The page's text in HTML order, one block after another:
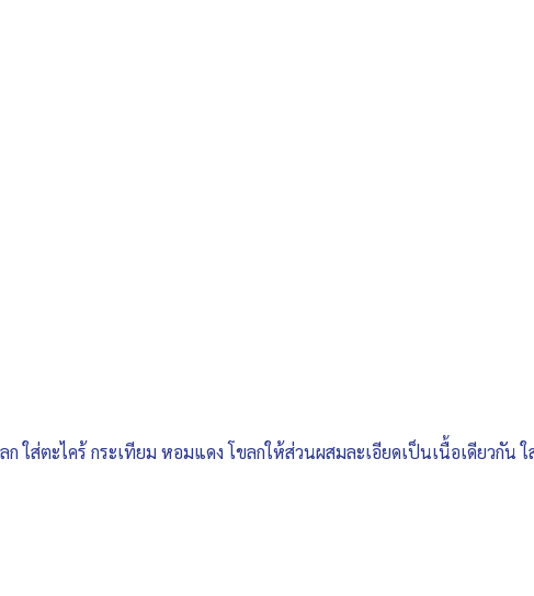
ใส่ตะไคร้ กระเทียม หอมแดง โขลกให้ส่วนผสมละเอียดเป็นเนื้อเดียวกัน